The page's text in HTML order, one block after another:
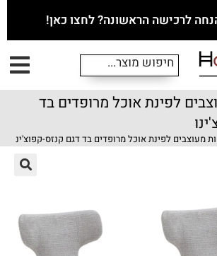
לפינת אוכל מרופדים בד
מעוצבים לפינת אוכל מרופדים בד דגם קנזס-קפוצ'ינו